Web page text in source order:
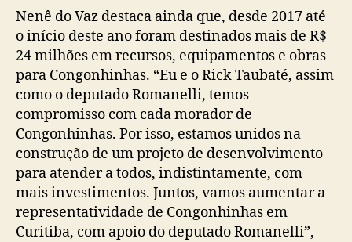
Nenê do Vaz destaca ainda que, desde 2017 até
o início deste ano foram destinados mais de R$
24 milhões em recursos, equipamentos e obras
para Congonhinhas. “Eu e o Rick Taubaté, assim
como o deputado Romanelli, temos
compromisso com cada morador de
Congonhinhas. Por isso, estamos unidos na
construção de um projeto de desenvolvimento
para atender a todos, indistintamente, com
mais investimentos. Juntos, vamos aumentar a
representatividade de Congonhinhas em
Curitiba, com apoio do deputado Romanelli”,